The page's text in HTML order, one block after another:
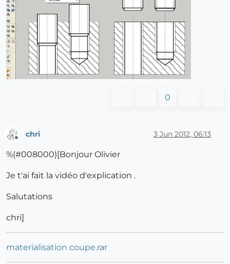
0
chri 3 Jun 2012, 06:13
%(#008000)[Bonjour Olivier
Je t'ai fait la vidéo d'explication .
Salutations
chri]
materialisation coupe.rar